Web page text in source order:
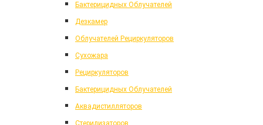
Бактерицидных Облучателей
Дезкамер
Облучателей Рециркуляторов
Сухожара
Рециркуляторов
Бактерицидных Облучателей
Аквадистилляторов
Стерилизаторов